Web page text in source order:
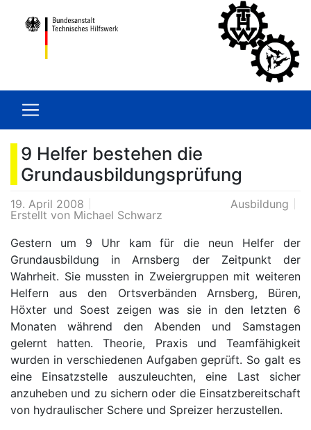
9 Helfer bestehen die
Grundausbildungsprüfung
19. April 2008
Ausbildung
Erstellt von Michael Schwarz
Gestern um 9 Uhr kam für die neun Helfer der
Grundausbildung in Arnsberg der Zeitpunkt der
Wahrheit. Sie mussten in Zweiergruppen mit weiteren
Helfern aus den Ortsverbänden Arnsberg, Büren,
Höxter und Soest zeigen was sie in den letzten 6
Monaten während den Abenden und Samstagen
gelernt hatten. Theorie, Praxis und Teamfähigkeit
wurden in verschiedenen Aufgaben geprüft. So galt es
eine Einsatzstelle auszuleuchten, eine Last sicher
anzuheben und zu sichern oder die Einsatzbereitschaft
von hydraulischer Schere und Spreizer herzustellen.